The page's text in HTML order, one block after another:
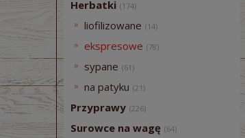
Herbatki (174)
liofilizowane (14)
ekspresowe (78)
sypane (61)
na patyku (21)
Przyprawy (226)
Surowce na wagę (64)